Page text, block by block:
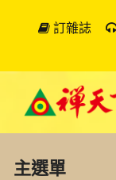
訂雜誌
主選單